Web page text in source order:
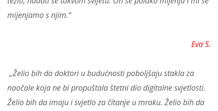
mijenjamo s njim.“
Eva S.
„Želio bih da doktori u budućnosti poboljšaju stakla za
naočale koja ne bi propuštala štetni dio digitalne svjetlosti.
Želio bih da imaju i svjetlo za čitanje u mraku. Želio bih da